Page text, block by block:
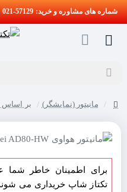
شماره های مشاوره و خرید: 57129-021 و 09121759502
مانیتور (نمایشگر) بر اساس
برای اطمینان خاطر شما
تکتاز شاپ خریداری می